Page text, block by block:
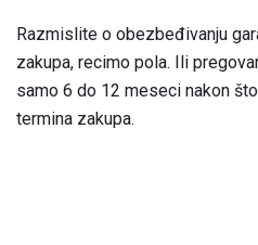
Razmislite o obezbeđivanju
zakupa, recimo pola. Ili
samo 6 do 12 meseci nakon
termina zakupa.